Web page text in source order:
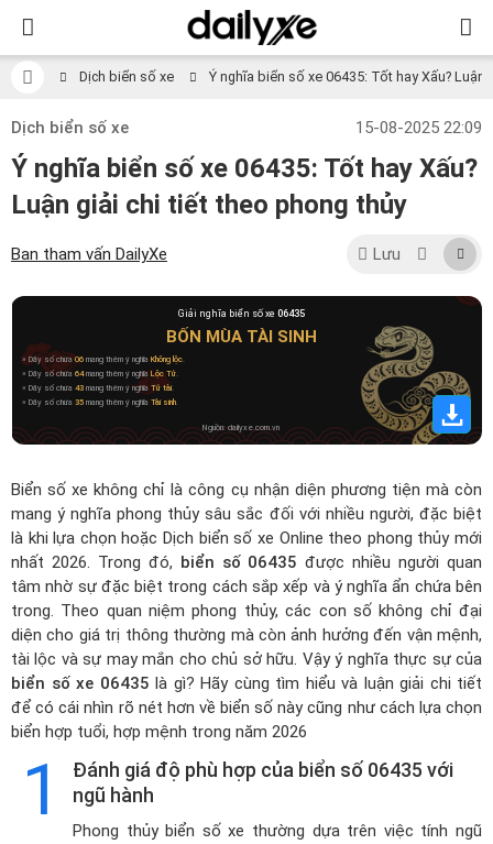
Dịch biển số xe Ý nghĩa biển số xe 06435: Tốt hay Xấu?
Dịch biển số xe 15-08-2025 22:09
Ý nghĩa biển số xe 06435: Tốt hay Xấu?
Luận giải chi tiết theo phong thủy
Ban tham vấn DailyXe Lưu
Giải nghĩa biển số xe 06435
BỐN MÙA TÀI SINH
» Dãy số chứa06 mang thêm ý nghĩa Không lộc.
» Dãy số chứa 64mang thêm ý nghĩaLộc Tử.
» Dãy số chứa 43 mang thêm ý nghĩaTứ tài.
» Dãy số chứa 35 mang thêm ý nghĩa Tài sinh.
Nguồn: dailyxe.com.vn
Biển số xe không chỉ là công cụ nhận diện phương tiện mà còn
mang ý nghĩa phong thủy sâu sắc đối với nhiều người, đặc biệt
là khi lựa chọn hoặcDịch biển số xe Online theo phong thủy mới
nhất 2026. Trong đó, biển số 06435 được nhiều người quan
tâm nhờ sự đặc biệt trong cách sắp xếp và ý nghĩa ẩn chứa bên
trong. Theo quan niệm phong thủy, các con số không chỉ đại
diện cho giá trị thông thường mà còn ảnh hưởng đến vận mệnh,
tài lộc và sự may mắn cho chủ sở hữu. Vậy ý nghĩa thực sự của
biển số xe 06435 là gì? Hãy cùng tìm hiểu và luận giải chi tiết
để có cái nhìn rõ nét hơn về biển số này cũng như cách lựa chọn
biển hợp tuổi, hợp mệnh trong năm 2026
1
Đánh giá độ phù hợp của biển số 06435 với
ngũ hành
Phong thủy biển số xe thường dựa trên việc tính ngũ